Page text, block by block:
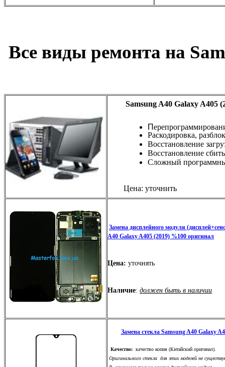
Все виды ремонта на
Samsung A40 Galaxy A405
П
Раскодировка,
Восстановление
Восстановление
Сложный
Цена: уточнить
Замена дисплейного модуля
A40 Galaxy A405 (2019) %100 оригинал
Цена: уточнять
Наличие: должен быть в наличии
Замена стекла Samsung A40 Galaxy
Качество: качество копия (Китайский оригинал).
Оригинального стекла для этих моделей не